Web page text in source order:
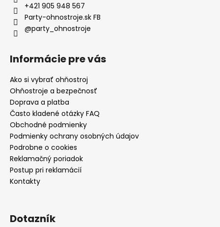
+421 905 948 567
Party-ohnostroje.sk FB
@party_ohnostroje
Informácie pre vás
Ako si vybrať ohňostroj
Ohňostroje a bezpečnosť
Doprava a platba
Často kladené otázky FAQ
Obchodné podmienky
Podmienky ochrany osobných údajov
Podrobne o cookies
Reklamačný poriadok
Postup pri reklamácií
Kontakty
Dotazník